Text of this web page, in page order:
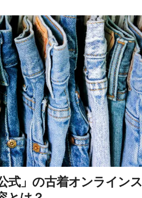
式」の古着オンライン